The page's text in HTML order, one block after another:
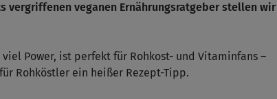
vergriffenen veganen Ernährungsratgeber stellen wir
Power, ist perfekt für Rohkost- und Vitaminfans –
Rohköstler ein heißer Rezept-Tipp.